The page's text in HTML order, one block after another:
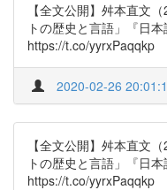
【全文公開】舛本直文
トの歴史と言語」『日
https://t.co/yyrxPaqqkp
2020-02-26
【全文公開】舛本直文
トの歴史と言語」『日
https://t.co/yyrxPaqqkp